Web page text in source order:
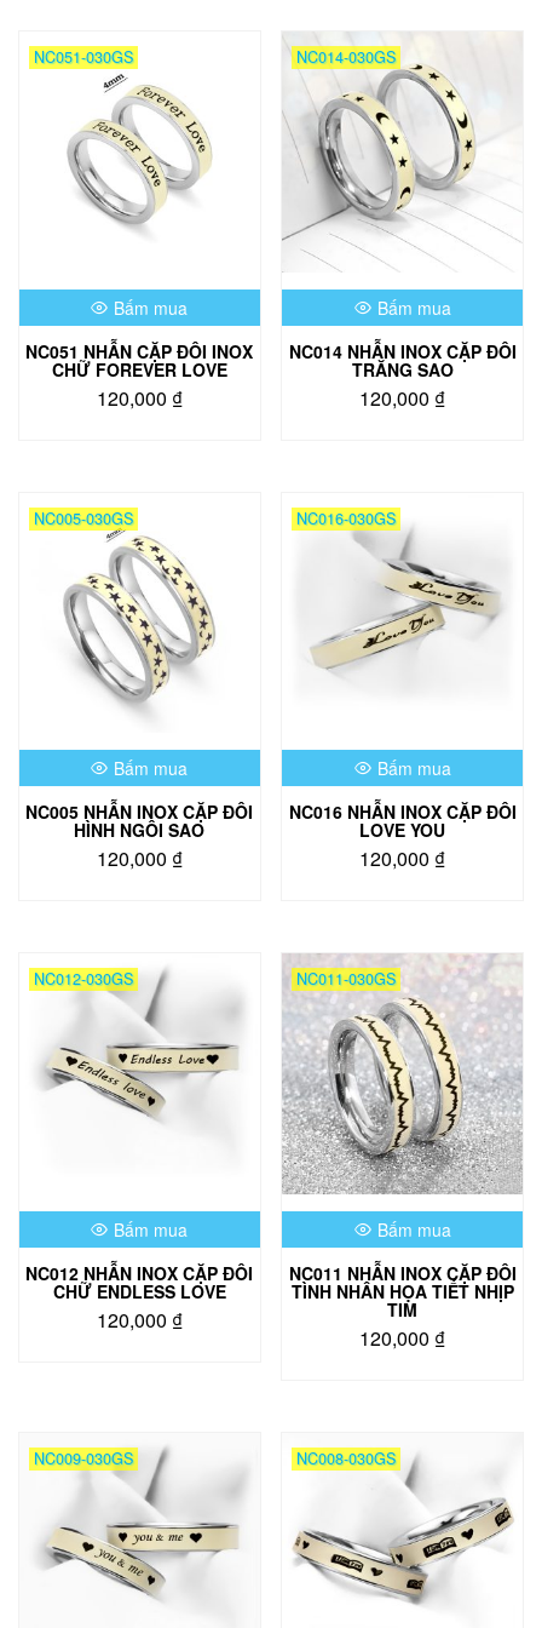
nhiều
biến
Các
tùy
chọn
có
thể
được
chọn
trên
sản
phẩm
NC051-030GS
Bấm mua
NC051 NHẪN CẶP ĐÔI INOX
CHỮ FOREVER LOVE
120,000 ₫
biến
thể.
Các
tùy
chọn
có
thể
được
chọn
trên
sản
phẩm
NC014-030GS
Bấm mua
NC014 NHẪN INOX CẶP ĐÔI
TRĂNG SAO
120,000 ₫
nhiều
biến
thể.
Các
tùy
chọn
chọn
trên
sản
phẩm
NC005-030GS
Bấm mua
NC005 NHẪN INOX CẶP ĐÔI
HÌNH NGÔI SAO
120,000 ₫
nhiều
biến
thể.
Các
tùy
chọn
chọn
trên
sản
phẩm
NC016-030GS
Bấm mua
NC016 NHẪN INOX CẶP ĐÔI
LOVE YOU
120,000 ₫
có
nhiều
biến
thể.
Các
tùy
chọn
có
thể
được
chọn
trên
sản
phẩm
NC012-030GS
Bấm mua
NC012 NHẪN INOX CẶP ĐÔI
CHỮ ENDLESS LOVE
120,000 ₫
nhiều
biến
thể.
Các
tùy
chọn
có
NC011-030GS
Bấm mua
NC011 NHẪN INOX CẶP ĐÔI
TÌNH NHÂN HỌA TIẾT NHỊP
TIM
120,000 ₫
nhiều
biến
thể.
Các
tùy
chọn
NC009-030GS NC008-030GS